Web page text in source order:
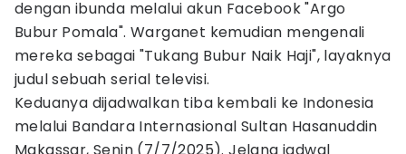
dengan ibunda melalui akun Facebook "Argo
Bubur Pomala". Warganet kemudian mengenali
mereka sebagai "Tukang Bubur Naik Haji", layaknya
judul sebuah serial televisi.
Keduanya dijadwalkan tiba kembali ke Indonesia
melalui Bandara Internasional Sultan Hasanuddin